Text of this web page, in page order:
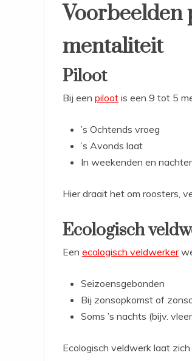
Voorbeelden
mentaliteit
Piloot
Bij een piloot is een 9 tot 5
’s Ochtends vroeg
’s Avonds laat
In weekenden en
Hier draait het om roosters,
Ecologisch
Een ecologisch veldwerker
Seizoensgebonden
Bij zonsopkomst of
Soms ’s nachts (bijv.
Ecologisch veldwerk laat